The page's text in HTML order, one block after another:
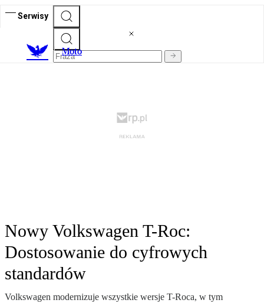
Serwisy
Moto
Nowy Volkswagen T-Roc:
Dostosowanie do cyfrowych
standardów
Volkswagen modernizuje wszystkie wersje T-Roca, w tym